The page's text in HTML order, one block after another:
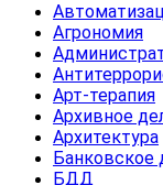
Агрономия
Арт-терапия
Архивное
Архитектура
Банковское
БДД